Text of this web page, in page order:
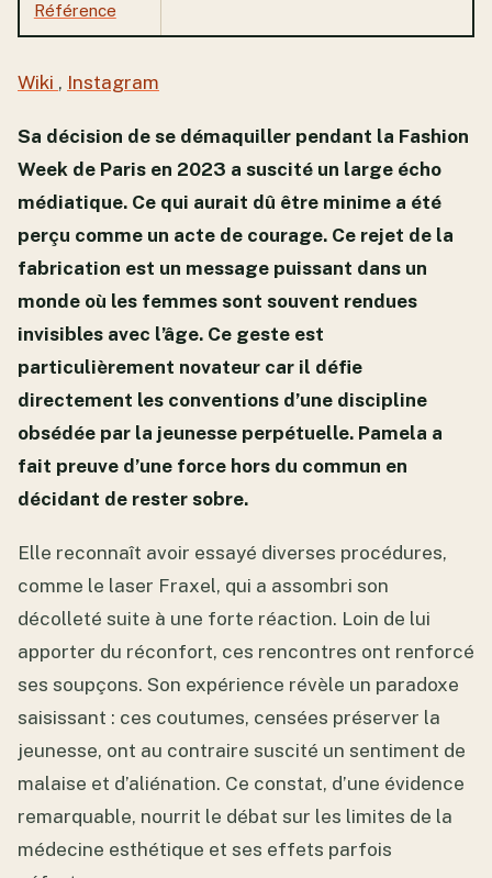
Référence
Wiki , Instagram
Sa décision de se démaquiller pendant la Fashion
Week de Paris en 2023 a suscité un large écho
médiatique. Ce qui aurait dû être minime a été
perçu comme un acte de courage. Ce rejet de la
fabrication est un message puissant dans un
monde où les femmes sont souvent rendues
invisibles avec l’âge. Ce geste est
particulièrement novateur car il défie
directement les conventions d’une discipline
obsédée par la jeunesse perpétuelle. Pamela a
fait preuve d’une force hors du commun en
décidant de rester sobre.
Elle reconnaît avoir essayé diverses procédures,
comme le laser Fraxel, qui a assombri son
décolleté suite à une forte réaction. Loin de lui
apporter du réconfort, ces rencontres ont renforcé
ses soupçons. Son expérience révèle un paradoxe
saisissant : ces coutumes, censées préserver la
jeunesse, ont au contraire suscité un sentiment de
malaise et d’aliénation. Ce constat, d’une évidence
remarquable, nourrit le débat sur les limites de la
médecine esthétique et ses effets parfois